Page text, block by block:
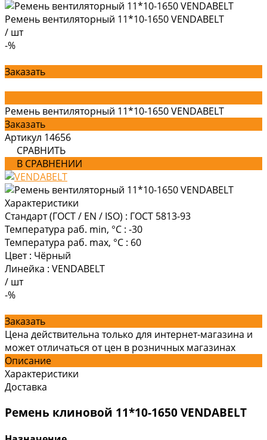
Ремень вентиляторный 11*10-1650 VENDABELT
/ шт
-%
Заказать
Ремень вентиляторный 11*10-1650 VENDABELT
Заказать
Артикул 14656
СРАВНИТЬ
В СРАВНЕНИИ
Характеристики
Стандарт (ГОСТ / EN / ISO) : ГОСТ 5813-93
Температура раб. min, °C : -30
Температура раб. max, °C : 60
Цвет : Чёрный
Линейка : VENDABELT
/ шт
-%
Заказать
Цена действительна только для интернет-магазина и
может отличаться от цен в розничных магазинах
Описание
Характеристики
Доставка
Ремень клиновой 11*10-1650 VENDABELT